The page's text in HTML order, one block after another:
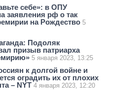
себе»: в ОПУ
заявления рф о так
на Рождество 5
Подоляк
призыв патриарха
5 января 2023, 13:25
к долгой войне и
оградить их от плохих
– NYT 4 января 2023, 12:20